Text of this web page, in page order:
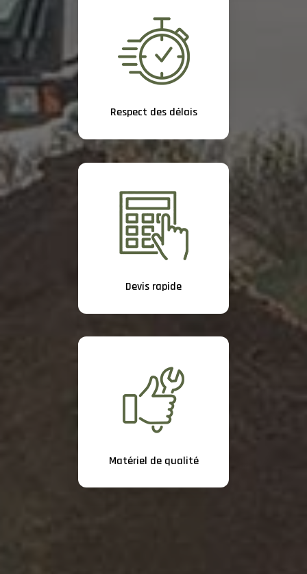
Respect des délais
Devis rapide
Matériel de qualité